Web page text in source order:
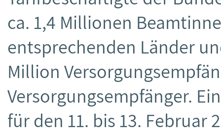
ca. 1,4 Millionen
entsprechenden Länder
Million
Versorgungsempfänger.
für den 11. bis 13. Februar